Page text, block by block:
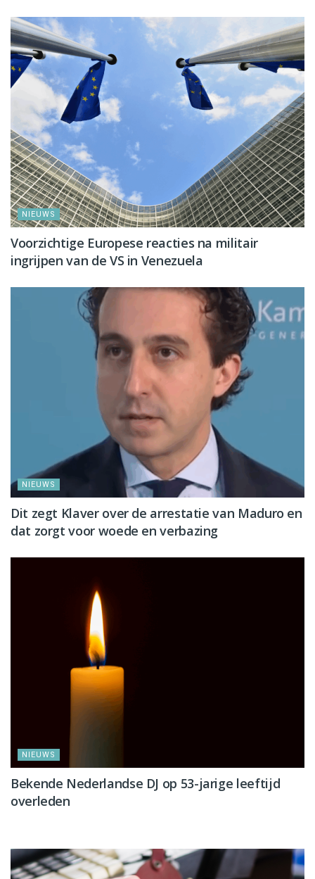
NIEUWS
Voorzichtige Europese reacties na militair
ingrijpen van de VS in Venezuela
NIEUWS
Dit zegt Klaver over de arrestatie van Maduro en
dat zorgt voor woede en verbazing
NIEUWS
Bekende Nederlandse DJ op 53-jarige leeftijd
overleden